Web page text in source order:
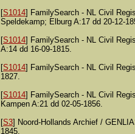
[S1014] FamilySearch - NL Civil
Speldekamp; Elburg A:17 dd 20-12-
[S1014] FamilySearch - NL Civil
A:14 dd 16-09-1815.
[S1014] FamilySearch - NL Civil
1827.
[S1014] FamilySearch - NL Civil
Kampen A:21 dd 02-05-1856.
[S3] Noord-Hollands Archief /
1845.